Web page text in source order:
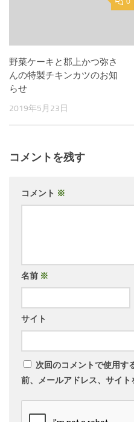
野菜ケーキと郡上かつ弥さ
んの特製チキンカツのお知
らせ
2019年5月23日
コメントを残す
コメント ※
名前 ※
サイト
次回のコメントで使用す
前、メールアドレス、サイト